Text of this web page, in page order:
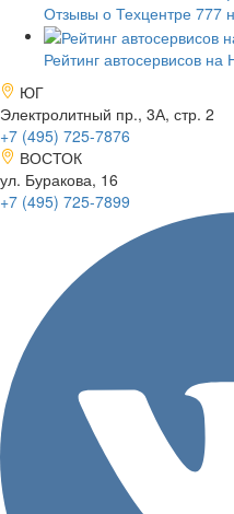
Отзывы о Техцентре 777
Рейтинг автосервисов
ЮГ
Электролитный пр., 3А, стр. 2
+7 (495) 725-7876
ВОСТОК
ул. Буракова, 16
+7 (495) 725-7899